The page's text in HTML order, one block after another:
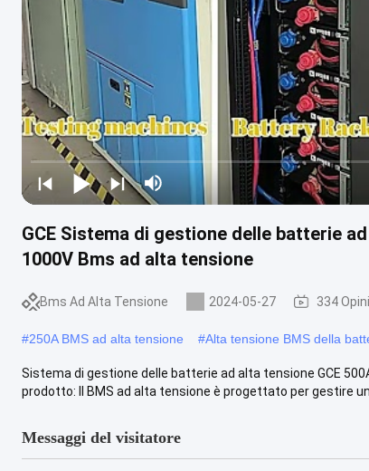
GCE Sistema di gestione delle batterie
1000V Bms ad alta tensione
Bms Ad Alta Tensione 2024-05-27 334
#250A BMS ad alta tensione #Alta tensione BMS della
Sistema di gestione delle batterie ad alta tensione GCE
prodotto: Il BMS ad alta tensione è progettato per gestire
Messaggi del visitatore